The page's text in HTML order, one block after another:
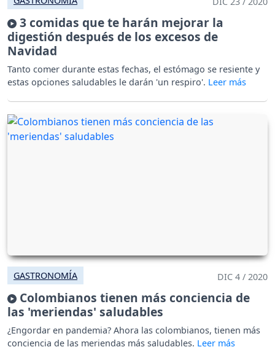
3 comidas que te harán mejorar la
digestión después de los excesos de
Navidad
Tanto comer durante estas fechas, el estómago se resiente y
estas opciones saludables le darán 'un respiro'.
GASTRONOMÍA DIC 4 / 2020
Colombianos tienen más conciencia de
las 'meriendas' saludables
¿Engordar en pandemia? Ahora las colombianos, tienen más
conciencia de las meriendas más saludables.